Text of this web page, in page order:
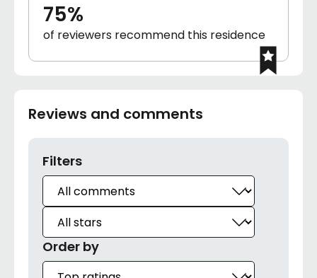
75%
of reviewers recommend this residence
Reviews and comments
Filters
Order by